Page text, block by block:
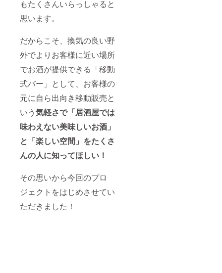
もたくさんいらっしゃると
思います。
だからこそ、換気の良い野
外でよりお客様に近い場所
でお酒が提供できる「移動
式バー」として、お客様の
元に自ら出向き移動販売と
いう気軽さで「居酒屋では
味わえない美味しいお酒」
と「楽しい空間」をたくさ
んの人に知ってほしい！
その思いから今回のプロ
ジェクトをはじめさせてい
ただきました！